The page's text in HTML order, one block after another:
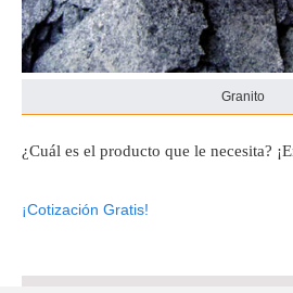
Granito
¿Cuál es el producto que le necesita?
¡Cotización Gratis!